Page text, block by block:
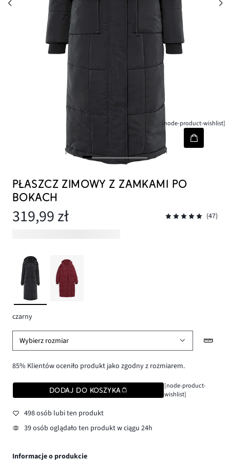
[node-product-wishlist]
PŁASZCZ ZIMOWY Z ZAMKAMI PO
BOKACH
319,99 zł (47)
czarny
Wybierz rozmiar
85% Klientów oceniło produkt jako zgodny z rozmiarem.
DODAJ DO KOSZYKA
[node-product-
wishlist]
498 osób lubi ten produkt
39 osób oglądało ten produkt w ciągu 24h
Informacje o produkcie